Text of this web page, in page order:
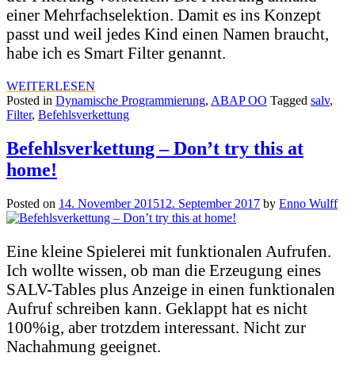
einer Mehrfachselektion. Damit es ins Konzept
passt und weil jedes Kind einen Namen braucht,
habe ich es Smart Filter genannt.
WEITERLESEN
Posted in Dynamische Programmierung, ABAP OO Tagged salv,
Filter, Befehlsverkettung
Befehlsverkettung – Don’t try this at
home!
Posted on 14. November 201512. September 2017 by Enno Wulff
Eine kleine Spielerei mit funktionalen Aufrufen.
Ich wollte wissen, ob man die Erzeugung eines
SALV-Tables plus Anzeige in einen funktionalen
Aufruf schreiben kann. Geklappt hat es nicht
100%ig, aber trotzdem interessant. Nicht zur
Nachahmung geeignet.